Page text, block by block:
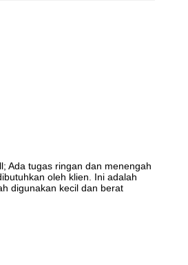
Ada tugas ringan dan menengah
oleh klien. Ini adalah
digunakan kecil dan berat